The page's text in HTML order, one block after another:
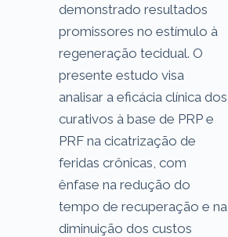
demonstrado resultados
promissores no estímulo à
regeneração tecidual. O
presente estudo visa
analisar a eficácia clínica dos
curativos à base de PRP e
PRF na cicatrização de
feridas crônicas, com
ênfase na redução do
tempo de recuperação e na
diminuição dos custos